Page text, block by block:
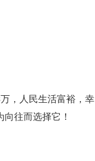
，人民生活富裕，幸
往而选择它！